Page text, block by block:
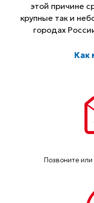
этой причине
крупные так и
городах
Как
Позвоните или